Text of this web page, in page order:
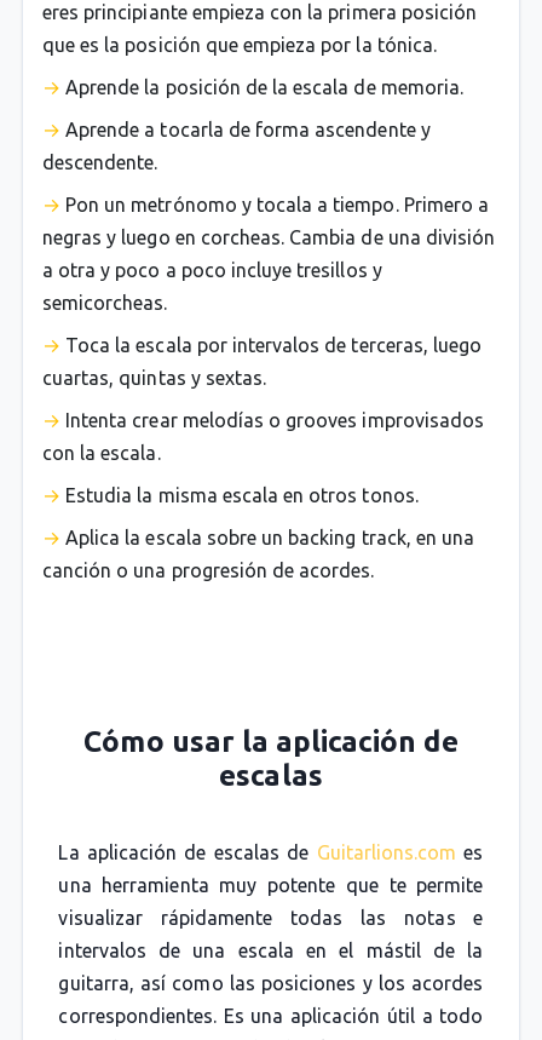
eres principiante empieza con la primera posición
que es la posición que empieza por la tónica.
Aprende la posición de la escala de memoria.
Aprende a tocarla de forma ascendente y
descendente.
Pon un metrónomo y tocala a tiempo. Primero a
negras y luego en corcheas. Cambia de una división
a otra y poco a poco incluye tresillos y
semicorcheas.
Toca la escala por intervalos de terceras, luego
cuartas, quintas y sextas.
Intenta crear melodías o grooves improvisados
con la escala.
Estudia la misma escala en otros tonos.
Aplica la escala sobre un backing track, en una
canción o una progresión de acordes.
Cómo usar la aplicación de
escalas
La aplicación de escalas de Guitarlions.com es
una herramienta muy potente que te permite
visualizar rápidamente todas las notas e
intervalos de una escala en el mástil de la
guitarra, así como las posiciones y los acordes
correspondientes. Es una aplicación útil a todo